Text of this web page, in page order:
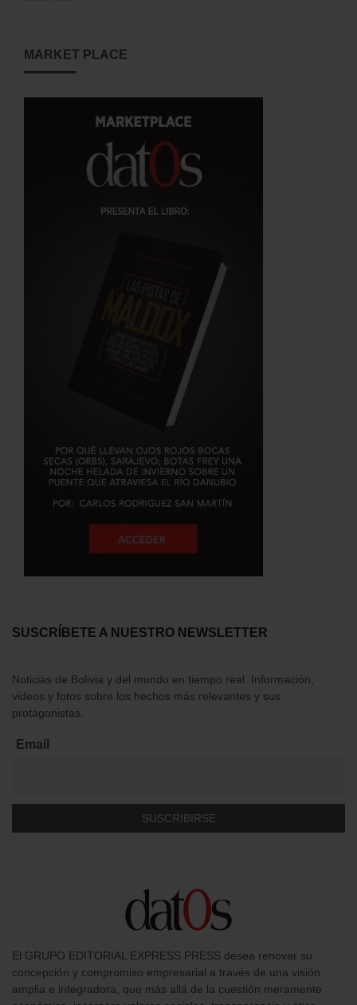
MARKET PLACE
SUSCRÍBETE A NUESTRO NEWSLETTER
Noticias de Bolivia y del mundo en tiempo real. Información,
videos y fotos sobre los hechos más relevantes y sus
protagonistas.
Email
El GRUPO EDITORIAL EXPRESS PRESS desea renovar su
concepción y compromiso empresarial a través de una visión
amplia e integradora, que más allá de la cuestión meramente